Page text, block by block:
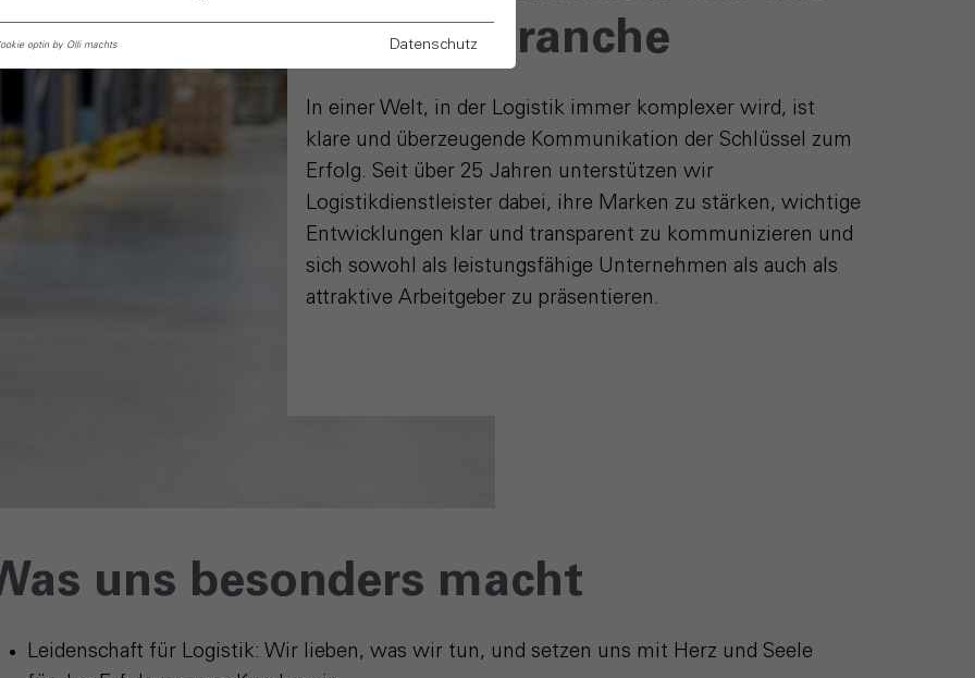
Logistikbranche
In einer Welt, in der Logistik immer komplexer wird, ist
klare und überzeugende Kommunikation der Schlüssel zum
Erfolg. Seit über 25 Jahren unterstützen wir
Logistikdienstleister dabei, ihre Marken zu stärken, wichtige
Entwicklungen klar und transparent zu kommunizieren und
sich sowohl als leistungsfähige Unternehmen als auch als
attraktive Arbeitgeber zu präsentieren.
uns besonders macht
Leidenschaft für Logistik: Wir lieben, was wir tun, und setzen uns mit Herz und Seele
optin by Olli machts Datenschutz